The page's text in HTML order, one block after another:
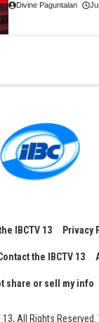
Divine Paguntalan
IBCTV 13 Privacy
the IBCTV 13
share or sell my info
All Rights Reserved.